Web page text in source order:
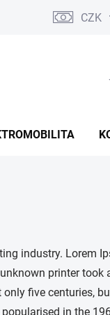
Rozmery bannerov
CZK
industry. Lorem
printer took
five centuries,
in the